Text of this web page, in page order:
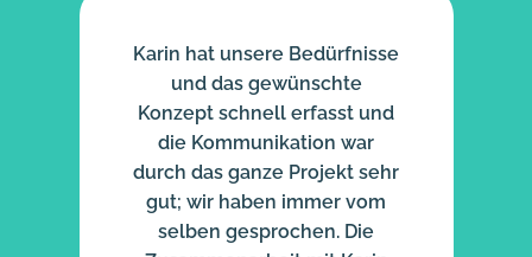
Karin hat unsere Bedürfnisse
und das gewünschte
Konzept schnell erfasst und
die Kommunikation war
durch das ganze Projekt sehr
gut; wir haben immer vom
selben gesprochen. Die